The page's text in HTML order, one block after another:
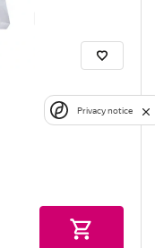
Privacy notice